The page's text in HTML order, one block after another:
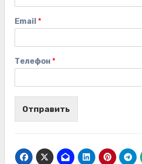
Email *
Телефон *
Отправить